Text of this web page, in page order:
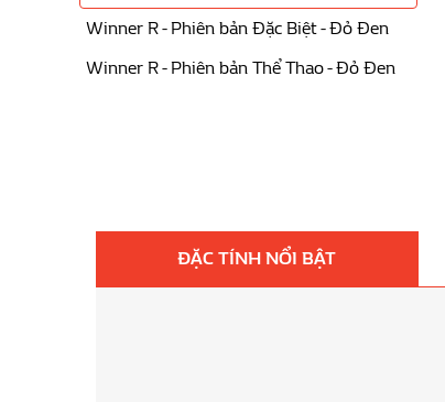
Winner R - Phiên bản Đặc Biệt - Đỏ Đen
Winner R - Phiên bản Thể Thao - Đỏ Đen
ĐẶC TÍNH NỔI BẬT